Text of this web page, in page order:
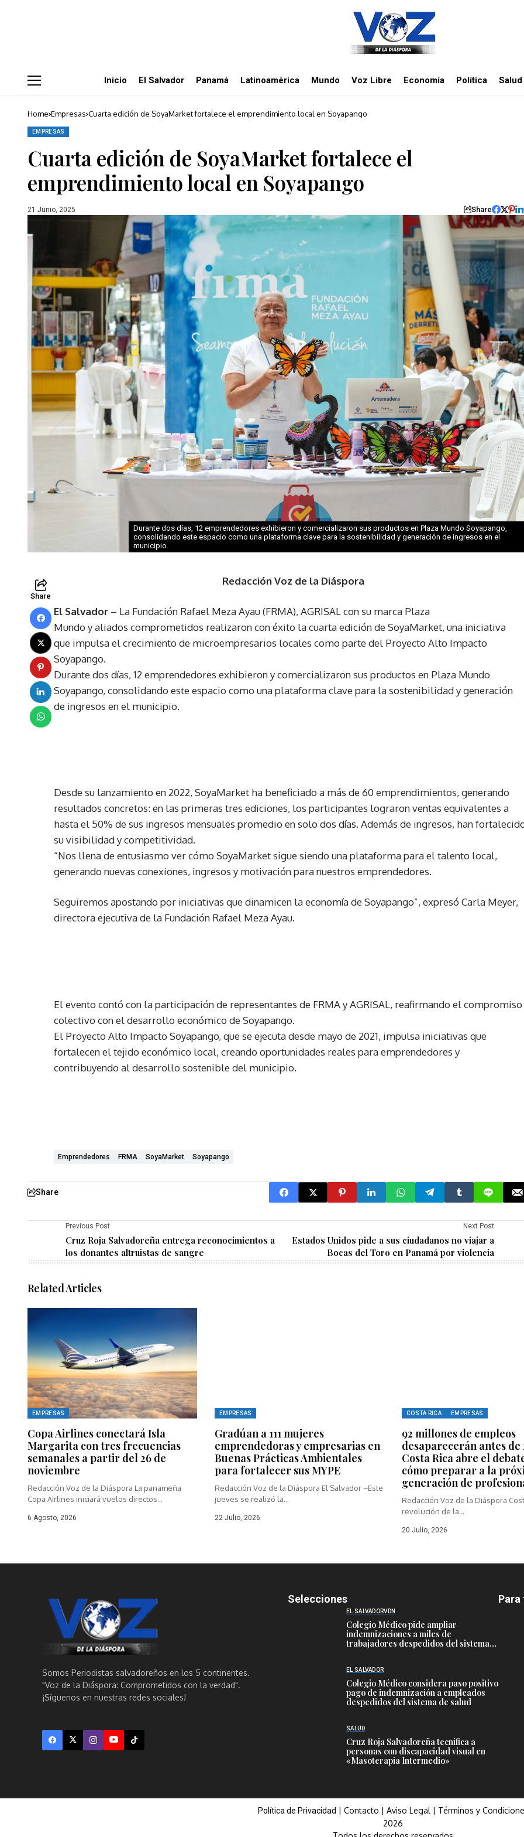
Inicio El Salvador Panamá Latinoamérica Mundo Voz Libre Economía Política Salud
Home Empresas Cuarta edición de SoyaMarket fortalece el emprendimiento local en Soyapango
EMPRESAS
Cuarta edición de SoyaMarket fortalece el
emprendimiento local en Soyapango
21 Junio, 2025 Share
Durante dos días, 12 emprendedores exhibieron y comercializaron sus productos en Plaza Mundo Soyapango,
consolidando este espacio como una plataforma clave para la sostenibilidad y generación de ingresos en el
municipio.
Share
Redacción Voz de la Diáspora
El Salvador – La Fundación Rafael Meza Ayau (FRMA), AGRISAL con su marca Plaza
Mundo y aliados comprometidos realizaron con éxito la cuarta edición de SoyaMarket, una iniciativa
que impulsa el crecimiento de microempresarios locales como parte del Proyecto Alto Impacto
Soyapango.
Durante dos días, 12 emprendedores exhibieron y comercializaron sus productos en Plaza Mundo
Soyapango, consolidando este espacio como una plataforma clave para la sostenibilidad y generación
de ingresos en el municipio.
Desde su lanzamiento en 2022, SoyaMarket ha beneficiado a más de 60 emprendimientos, generando
resultados concretos: en las primeras tres ediciones, los participantes lograron ventas equivalentes a
hasta el 50% de sus ingresos mensuales promedio en solo dos días. Además de ingresos, han
su visibilidad y competitividad.
“Nos llena de entusiasmo ver cómo SoyaMarket sigue siendo una plataforma para el talento local,
generando nuevas conexiones, ingresos y motivación para nuestros emprendedores.
Seguiremos apostando por iniciativas que dinamicen la economía de Soyapango”, expresó Carla Meyer,
directora ejecutiva de la Fundación Rafael Meza Ayau.
El evento contó con la participación de representantes de FRMA y AGRISAL, reafirmando el compromiso
colectivo con el desarrollo económico de Soyapango.
El Proyecto Alto Impacto Soyapango, que se ejecuta desde mayo de 2021, impulsa iniciativas que
fortalecen el tejido económico local, creando oportunidades reales para emprendedores y
contribuyendo al desarrollo sostenible del municipio.
Emprendedores FRMA SoyaMarket Soyapango
Share
Previous Post
Cruz Roja Salvadoreña entrega reconocimientos a
los donantes altruistas de sangre
Next Post
Estados Unidos pide a sus ciudadanos no viajar a
Bocas del Toro en Panamá por violencia
Related Articles
EMPRESAS
Copa Airlines conectará Isla
Margarita con tres frecuencias
semanales a partir del 26 de
noviembre
Redacción Voz de la Diáspora La panameña
Copa Airlines iniciará vuelos directos...
6 Agosto, 2026
EMPRESAS
Gradúan a 111 mujeres
emprendedoras y empresarias en
Buenas Prácticas Ambientales
para fortalecer sus MYPE
Redacción Voz de la Diáspora El Salvador –Este
jueves se realizó la...
22 Julio, 2026
COSTA RICA EMPRESAS
92 millones de empleos
desaparecerán antes de
Costa Rica abre el
cómo preparar a la
generación de
Redacción Voz de la Diáspora
revolución de la...
20 Julio, 2026
Somos Periodistas salvadoreños en los 5 continentes.
"Voz de la Diáspora: Comprometidos con la verdad".
¡Síguenos en nuestras redes sociales!
Selecciones
EL SALVADORVDN
Colegio Médico pide ampliar
indemnizaciones a miles de
trabajadores despedidos del sistema
EL SALVADOR
Colegio Médico considera paso positivo
pago de indemnización a empleados
despedidos del sistema de salud
SALUD
Cruz Roja Salvadoreña tecnifica a
personas con discapacidad visual en
«Masoterapia Intermedio»
Para
Política de Privacidad | Contacto | Aviso Legal | Términos y
2026